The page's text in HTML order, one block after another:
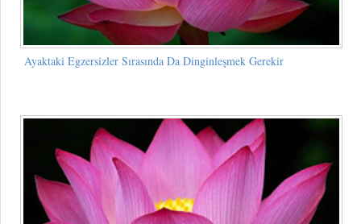
Ayaktaki Egzersizler Sırasında Da Dinginleşmek Gerekir